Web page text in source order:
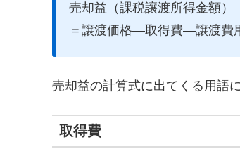
売却益（課税譲渡所得金額）
＝譲渡価格―取得費―譲渡費
売却益の計算式に出てくる用語
取得費